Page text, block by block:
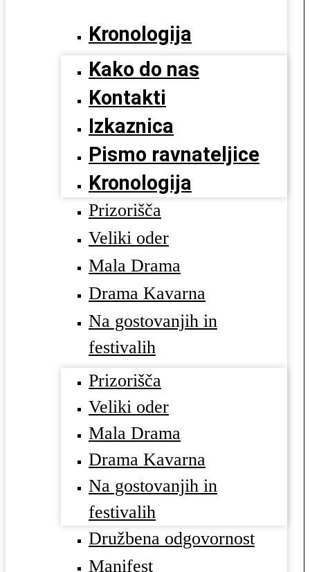
Kronologija
Kako do nas
Kontakti
Izkaznica
Pismo ravnateljice
Kronologija
Prizorišča
Veliki oder
Mala Drama
Drama Kavarna
Na gostovanjih in
festivalih
Prizorišča
Veliki oder
Mala Drama
Drama Kavarna
Na gostovanjih in
festivalih
Družbena odgovornost
Manifest